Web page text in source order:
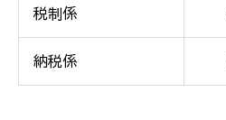
税制係
納税係